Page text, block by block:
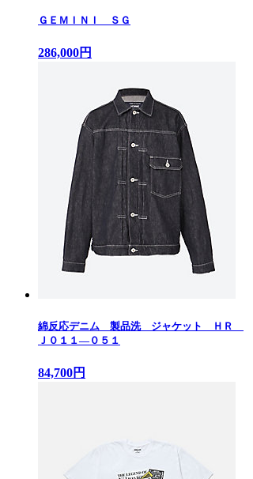
ＧＥＭＩＮＩ ＳＧ
286,000円
綿反応デニム 製品洗 ジャケット ＨＲ
Ｊ０１１—０５１
84,700円